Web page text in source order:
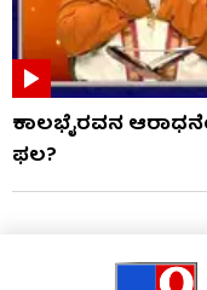
ಕಾಲಭೈರವನ
ಫಲ?